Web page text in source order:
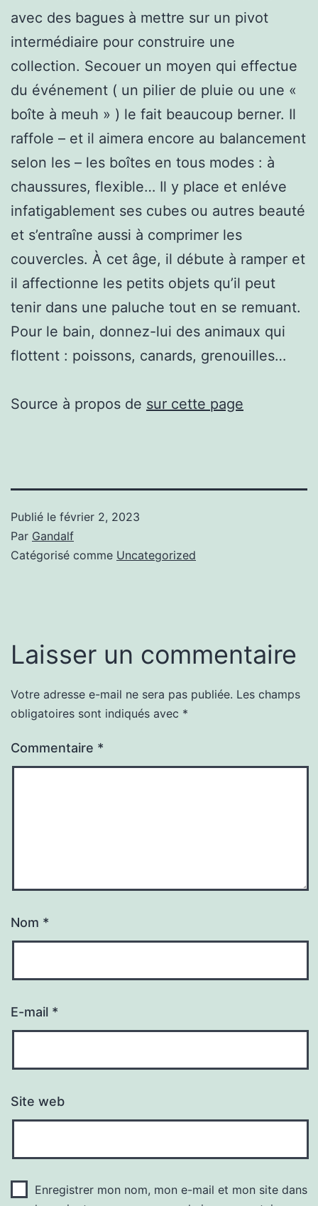
avec des bagues à mettre sur un pivot
intermédiaire pour construire une
collection. Secouer un moyen qui effectue
du événement ( un pilier de pluie ou une «
boîte à meuh » ) le fait beaucoup berner. Il
raffole – et il aimera encore au balancement
selon les – les boîtes en tous modes : à
chaussures, flexible… Il y place et enléve
infatigablement ses cubes ou autres beauté
et s’entraîne aussi à comprimer les
couvercles. À cet âge, il débute à ramper et
il affectionne les petits objets qu’il peut
tenir dans une paluche tout en se remuant.
Pour le bain, donnez-lui des animaux qui
flottent : poissons, canards, grenouilles…
Source à propos de sur cette page
Publié le février 2, 2023
Par Gandalf
Catégorisé comme Uncategorized
Laisser un commentaire
Votre adresse e-mail ne sera pas publiée. Les champs
obligatoires sont indiqués avec *
Commentaire *
Nom *
E-mail *
Site web
Enregistrer mon nom, mon e-mail et mon site dans